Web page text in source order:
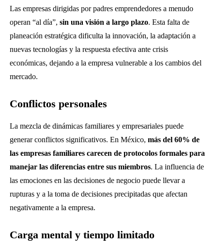
Las empresas dirigidas por padres emprendedores a menudo
operan “al día”, sin una visión a largo plazo. Esta falta de
planeación estratégica dificulta la innovación, la adaptación a
nuevas tecnologías y la respuesta efectiva ante crisis
económicas, dejando a la empresa vulnerable a los cambios del
mercado.
Conflictos personales
La mezcla de dinámicas familiares y empresariales puede
generar conflictos significativos. En México, más del 60% de
las empresas familiares carecen de protocolos formales para
manejar las diferencias entre sus miembros. La influencia de
las emociones en las decisiones de negocio puede llevar a
rupturas y a la toma de decisiones precipitadas que afectan
negativamente a la empresa.
Carga mental y tiempo limitado